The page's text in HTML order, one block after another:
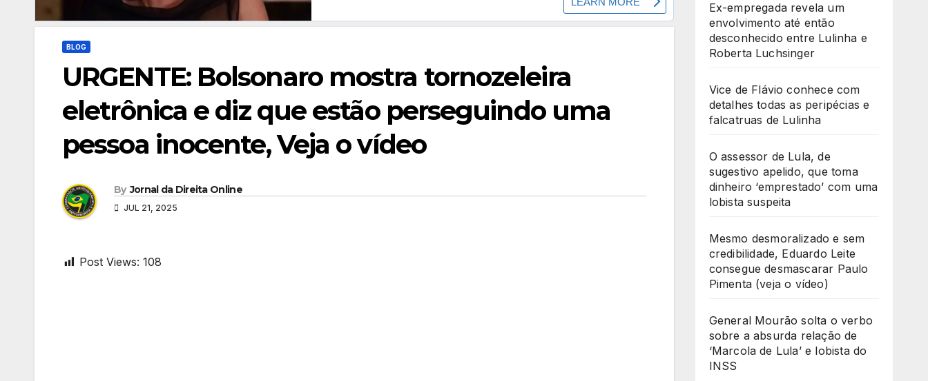
BLOG
URGENTE: Bolsonaro mostra tornozeleira
eletrônica e diz que estão perseguindo uma
pessoa inocente, Veja o vídeo
By Jornal da Direita Online
JUL 21, 2025
Post Views: 108
Ex-empregada revela um
envolvimento até então
desconhecido entre Lulinha e
Roberta Luchsinger
Vice de Flávio conhece com
detalhes todas as peripécias e
falcatruas de Lulinha
O assessor de Lula, de
sugestivo apelido, que toma
dinheiro ‘emprestado’ com uma
lobista suspeita
Mesmo desmoralizado e sem
credibilidade, Eduardo Leite
consegue desmascarar Paulo
Pimenta (veja o vídeo)
General Mourão solta o verbo
sobre a absurda relação de
‘Marcola de Lula’ e lobista do
INSS